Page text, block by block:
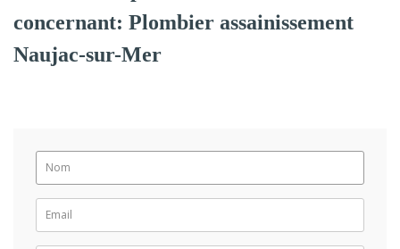
concernant: Plombier assainissement
Naujac-sur-Mer